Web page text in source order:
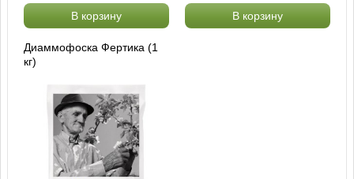
В корзину В корзину
Диаммофоска Фертика (1
кг)